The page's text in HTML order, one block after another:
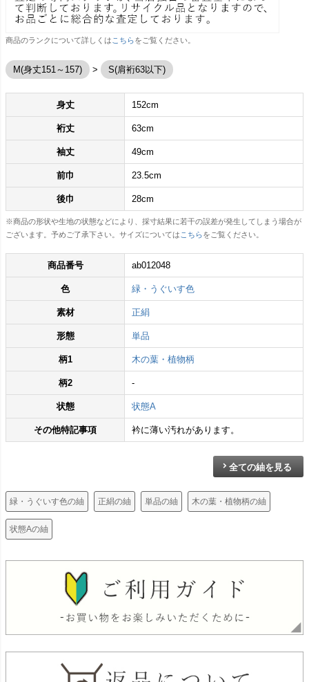
商品のランクについて詳しくは こちらをご覧ください。
M(身丈151～157) S(肩裄63以下)
身丈 152cm
裄丈 63cm
袖丈 49cm
前巾 23.5cm
後巾 28cm
※商品の形状や生地の状態などにより、採寸結果に若干の誤差が発生してしまう場合が
ございます。予めご了承下さい。サイズについては こちらをご覧ください。
商品番号 ab012048
色 緑・うぐいす色
素材 正絹
形態 単品
柄1 木の葉・植物柄
柄2 -
状態 状態A
その他特記事項 衿に薄い汚れがあります。
全ての紬を見る
緑・うぐいす色の紬 正絹の紬 単品の紬 木の葉・植物柄の紬
状態Aの紬